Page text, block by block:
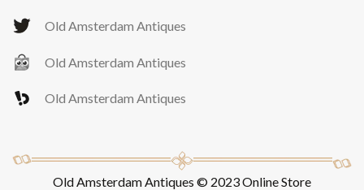
Old Amsterdam Antiques
Old Amsterdam Antiques
Old Amsterdam Antiques
Old Amsterdam Antiques © 2023 Online Store